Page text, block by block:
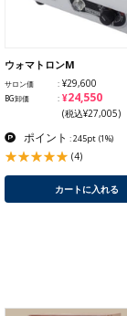
ウォマトロンM
サロン価 ¥29,600
BG卸価 ¥24,550
(税込¥27,005)
ポイント : 245pt (1%)
(4)
カートに入れる